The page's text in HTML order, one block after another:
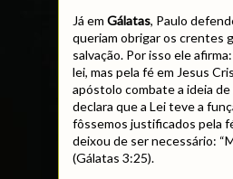
Já em Gálatas, Paulo
queriam obrigar os crentes
salvação. Por isso ele
lei, mas pela fé em Jesus
apóstolo combate a ideia
declara que a Lei teve a
fôssemos justificados pela
deixou de ser necessário:
(Gálatas 3:25).